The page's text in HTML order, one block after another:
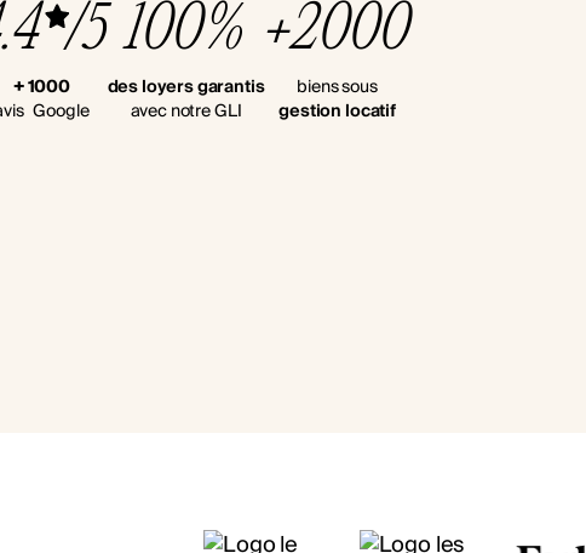
/5
+ 1000
Google
100%
des loyers garantis
avec notre GLI
+2000
biens sous
gestion locatif